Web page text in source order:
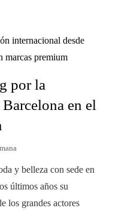
por la
en el
y belleza con sede en
últimos años su
los grandes actores